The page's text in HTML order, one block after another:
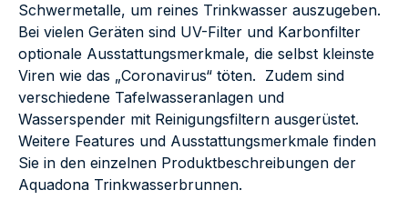
Schwermetalle, um reines Trinkwasser auszugeben.
Bei vielen Geräten sind UV-Filter und Karbonfilter
optionale Ausstattungsmerkmale, die selbst kleinste
Viren wie das „Coronavirus“ töten. Zudem sind
verschiedene Tafelwasseranlagen und
Wasserspender mit Reinigungsfiltern ausgerüstet.
Weitere Features und Ausstattungsmerkmale finden
Sie in den einzelnen Produktbeschreibungen der
Aquadona Trinkwasserbrunnen.